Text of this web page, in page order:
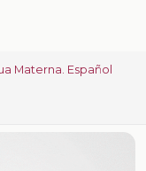
Materna. Español